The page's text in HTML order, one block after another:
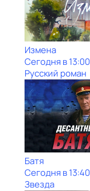
Измена
Сегодня в 13:00
Русский роман
Батя
Сегодня в 13:40
Звезда